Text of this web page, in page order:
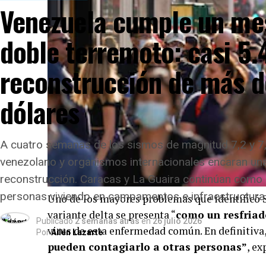
Uno de los mayores problemas que identificó
variante delta se presenta “como un
virus de esta enfermedad común. En
pueden contagiarlo a otras personas”,
Venezuela cumple un
doble terremoto: casi
reconstrucción de más
dólares
A cuatro semanas de los sismos de magnitud 7,2 y
venezolano y organismos internacionales encaran
reconstrucción. Caracas y La Guaira continúan
personas viviendo en campamentos e
Publicado2 semanas atrásen26 julio 2026
PorAilén Lazarte